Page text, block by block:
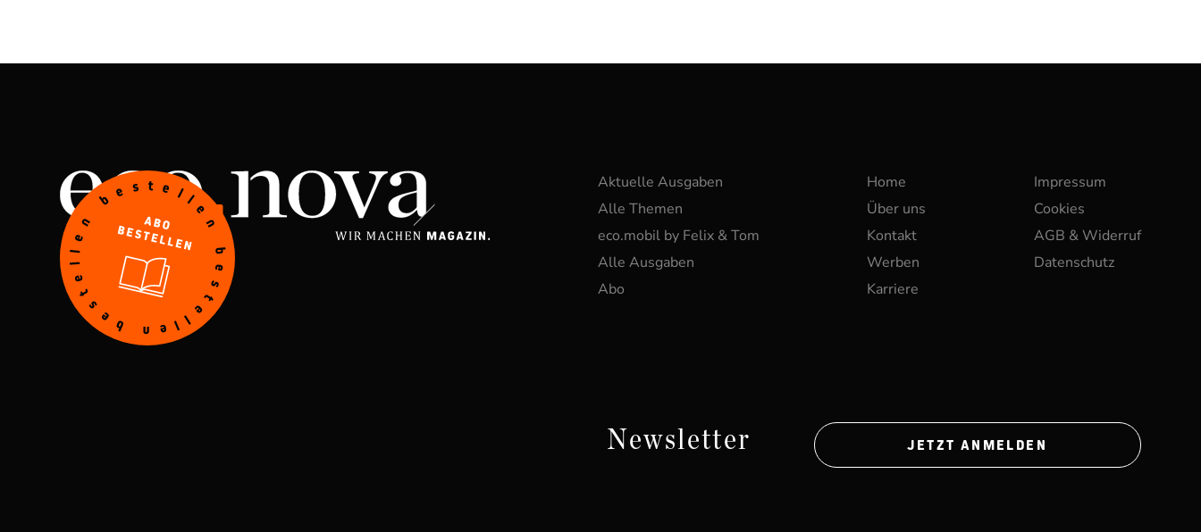
Aktuelle Ausgaben
Alle Themen
eco.mobil by Felix & Tom
Alle Ausgaben
Abo
Home
Über uns
Kontakt
Werben
Karriere
Impressum
Cookies
AGB & Widerruf
Datenschutz
Newsletter JETZT ANMELDEN